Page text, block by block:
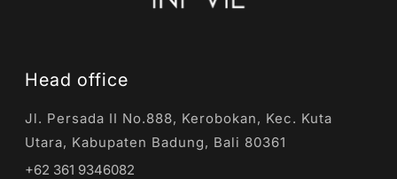
Head office
Jl. Persada II No.888, Kerobokan, Kec. Kuta
Utara, Kabupaten Badung, Bali 80361
+62 361 9346082